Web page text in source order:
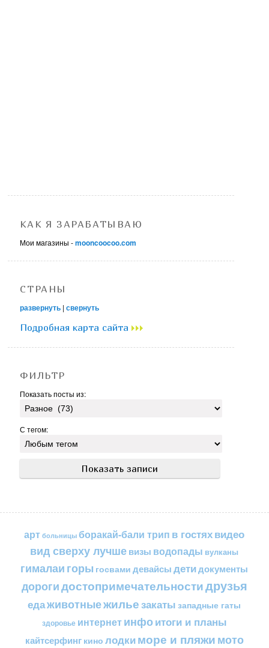
КАК Я ЗАРАБАТЫВАЮ
Мои магазины -mooncoocoo.com
СТРАНЫ
развернуть |свернуть
Подробная карта сайта
ФИЛЬТР
Показать посты из:
С тегом:
арт больницы боракай-бали трип в гостяхвидео
вид сверху лучшевизы водопады вулканы
гималаи горы госвами девайсы детидокументы
дорогидостопримечательностидрузья
едаживотныежильезакаты западные гаты
здоровье интернетинфоитоги и планы
кайтсерфинг кино лодкиморе и пляжимото